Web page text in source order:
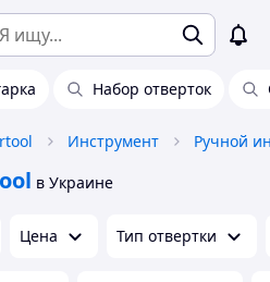
Набор отверток
Инструмент Ручной
в Украине
Цена Тип отвертки